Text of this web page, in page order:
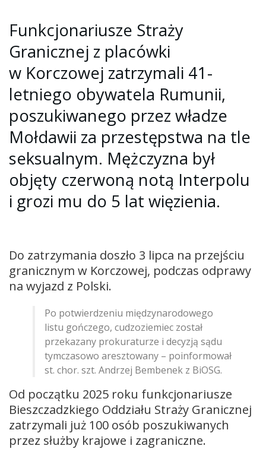
Funkcjonariusze Straży
Granicznej z placówki
w Korczowej zatrzymali 41-
letniego obywatela Rumunii,
poszukiwanego przez władze
Mołdawii za przestępstwa na tle
seksualnym. Mężczyzna był
objęty czerwoną notą Interpolu
i grozi mu do 5 lat więzienia.
Do zatrzymania doszło 3 lipca na przejściu
granicznym w Korczowej, podczas odprawy
na wyjazd z Polski.
Po potwierdzeniu międzynarodowego
listu gończego, cudzoziemiec został
przekazany prokuraturze i decyzją sądu
tymczasowo aresztowany – poinformował
st. chor. szt. Andrzej Bembenek z BiOSG.
Od początku 2025 roku funkcjonariusze
Bieszczadzkiego Oddziału Straży Granicznej
zatrzymali już 100 osób poszukiwanych
przez służby krajowe i zagraniczne.